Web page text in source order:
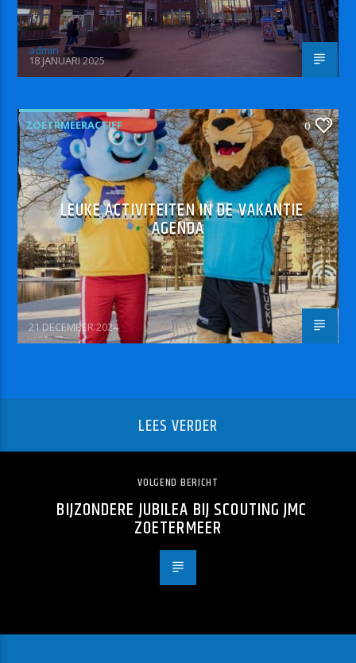
admin
18 JANUARI 2025
ZOETRMEERACTIEF 0
LEUKE ACTIVITEITEN IN DE VAKANTIE
AGENDA
21 DECEMBER 2024
LEES VERDER
VOLGEND BERICHT
BIJZONDERE JUBILEA BIJ SCOUTING JMC
ZOETERMEER